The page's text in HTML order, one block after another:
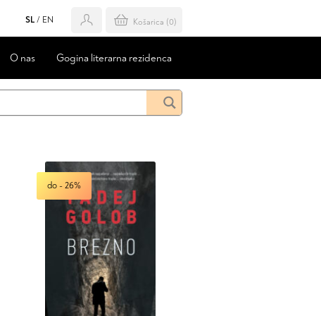
SL / EN Košarica (0)
O nas Gogina literarna rezidenca
do - 26%